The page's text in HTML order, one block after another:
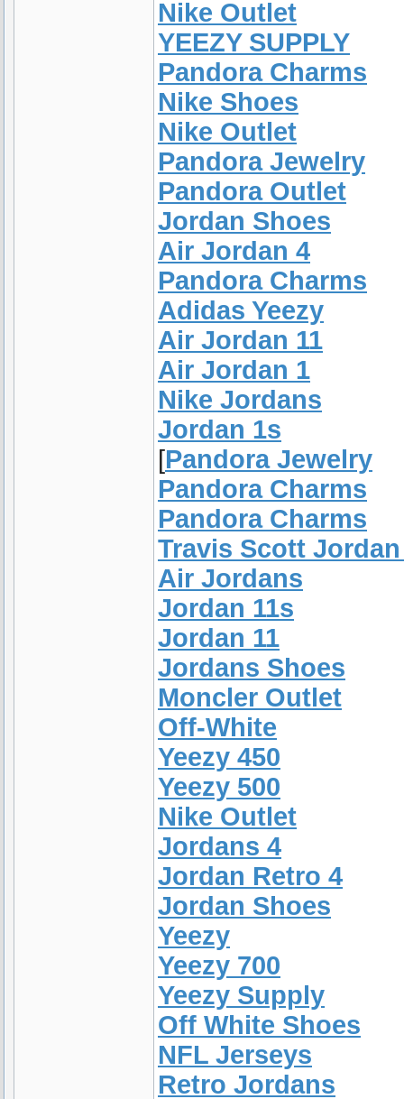
Nike Outlet
YEEZY SUPPLY
Pandora Charms
Nike Shoes
Nike Outlet
Pandora Jewelry
Pandora Outlet
Jordan Shoes
Air Jordan 4
Pandora Charms
Adidas Yeezy
Air Jordan 11
Air Jordan 1
Nike Jordans
Jordan 1s
[Pandora Jewelry
Pandora Charms
Pandora Charms
Travis Scott
Air Jordans
Jordan 11s
Jordan 11
Jordans Shoes
Moncler Outlet
Off-White
Yeezy 450
Yeezy 500
Nike Outlet
Jordans 4
Jordan Retro 4
Jordan Shoes
Yeezy
Yeezy 700
Yeezy Supply
Off White Shoes
NFL Jerseys
Retro Jordans